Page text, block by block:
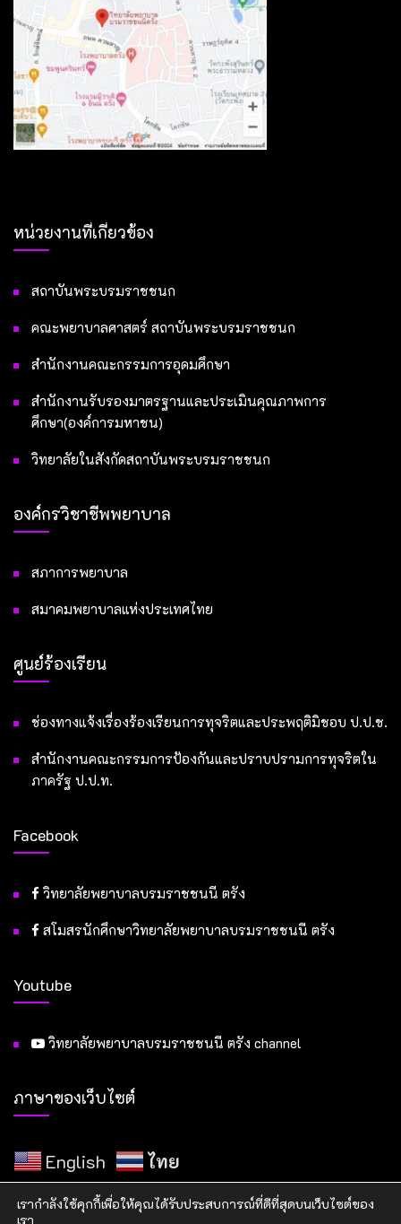
หน่วยงานที่เกี่ยวข้อง
สถาบันพระบรมราชชนก
คณะพยาบาลศาสตร์ สถาบันพระบรมราชชนก
สำนักงานคณะกรรมการอุดมศึกษา
สำนักงานรับรองมาตรฐานและประเมินคุณภาพการ
ศึกษา(องค์การมหาชน)
วิทยาลัยในสังกัดสถาบันพระบรมราชชนก
องค์กรวิชาชีพพยาบาล
สภาการพยาบาล
สมาคมพยาบาลแห่งประเทศไทย
ศูนย์ร้องเรียน
ช่องทางแจ้งเรื่องร้องเรียนการทุจริตและประพฤติมิชอบ ป.ป.ช.
สำนักงานคณะกรรมการป้องกันและปราบปรามการทุจริตใน
ภาครัฐ ป.ป.ท.
Facebook
วิทยาลัยพยาบาลบรมราชชนนี ตรัง
สโมสรนักศึกษาวิทยาลัยพยาบาลบรมราชชนนี ตรัง
Youtube
วิทยาลัยพยาบาลบรมราชชนนี ตรัง channel
ภาษาของเว็บไซต์
English ไทย
เรากำลังใช้คุกกี้เพื่อให้คุณได้รับประสบการณ์ที่ดีที่สุดบนเว็บไซต์ของ
เรา